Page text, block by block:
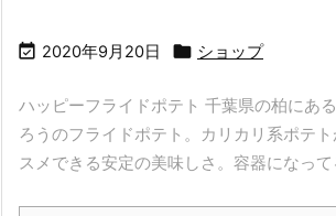
 2020年9月20日  ショップ
ハッピーフライドポテト 千葉県の柏にあ
ろうのフライドポテト。カリカリ系ポテ
スメできる安定の美味しさ。容器になっ